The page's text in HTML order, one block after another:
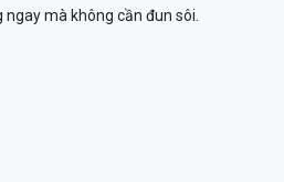
mà không cần đun sôi.